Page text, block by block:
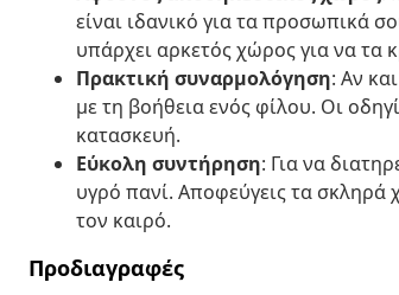
είναι ιδανικό για τα προσωπικά
υπάρχει αρκετός χώρος για να τα
Πρακτική συναρμολόγηση: Αν
με τη βοήθεια ενός φίλου. Οι
κατασκευή.
Εύκολη συντήρηση: Για να
υγρό πανί. Αποφεύγεις τα σκληρά
τον καιρό.
Προδιαγραφές